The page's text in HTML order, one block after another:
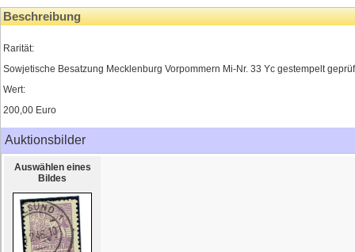
Beschreibung
Rarität:
Sowjetische Besatzung Mecklenburg Vorpommern Mi-Nr. 33 Yc gestempelt
Wert:
200,00 Euro
Auktionsbilder
Auswählen eines
Bildes